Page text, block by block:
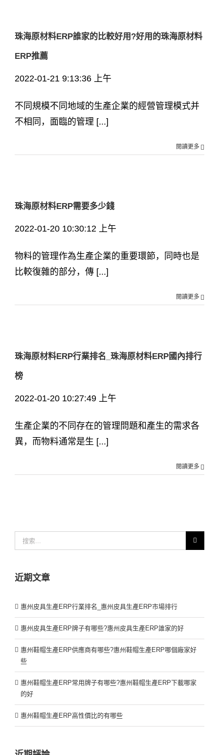
珠海原材料ERP誰家的比較好用?好用的珠海原材料
ERP推薦
2022-01-21 9:13:36 上午
不同規模不同地域的生產企業的經營管理模式并
不相同，面臨的管理 [...]
閱讀更多
珠海原材料ERP需要多少錢
2022-01-20 10:30:12 上午
物料的管理作為生產企業的重要環節，同時也是
比較復雜的部分，傳 [...]
閱讀更多
珠海原材料ERP行業排名_珠海原材料ERP國內排行
榜
2022-01-20 10:27:49 上午
生產企業的不同存在的管理問題和產生的需求各
異，而物料通常是生 [...]
閱讀更多
索：
近期文章
惠州皮具生產ERP行業排名_惠州皮具生產ERP市場排行
惠州皮具生產ERP牌子有哪些?惠州皮具生產ERP誰家的好
惠州鞋帽生產ERP供應商有哪些?惠州鞋帽生產ERP哪個廠家好
些
惠州鞋帽生產ERP常用牌子有哪些?惠州鞋帽生產ERP下載哪家
的好
惠州鞋帽生產ERP高性價比的有哪些